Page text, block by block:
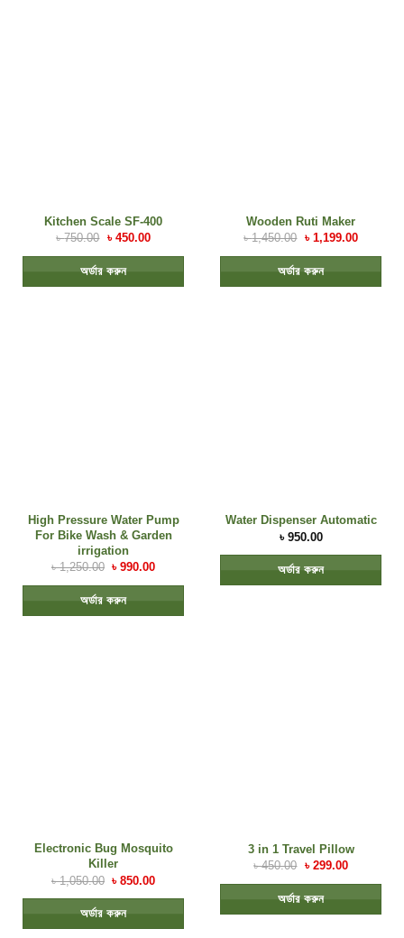
Kitchen Scale SF-400
৳750.00 ৳ 450.00
অর্ডার করুন
Wooden Ruti Maker
৳1,450.00 ৳ 1,199.00
অর্ডার করুন
High Pressure Water Pump
For Bike Wash & Garden
irrigation
৳1,250.00 ৳990.00
অর্ডার করুন
Water Dispenser Automatic
৳ 950.00
অর্ডার করুন
Electronic Bug Mosquito
Killer
৳1,050.00 ৳850.00
অর্ডার করুন
3 in 1 Travel Pillow
৳450.00 ৳ 299.00
অর্ডার করুন